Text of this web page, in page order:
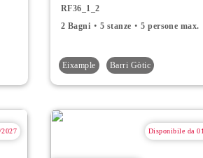
RF36_1_2
2 Bagni
5 stanze 5 persone max.
Eixample Barri Gòtic
Disponibile da